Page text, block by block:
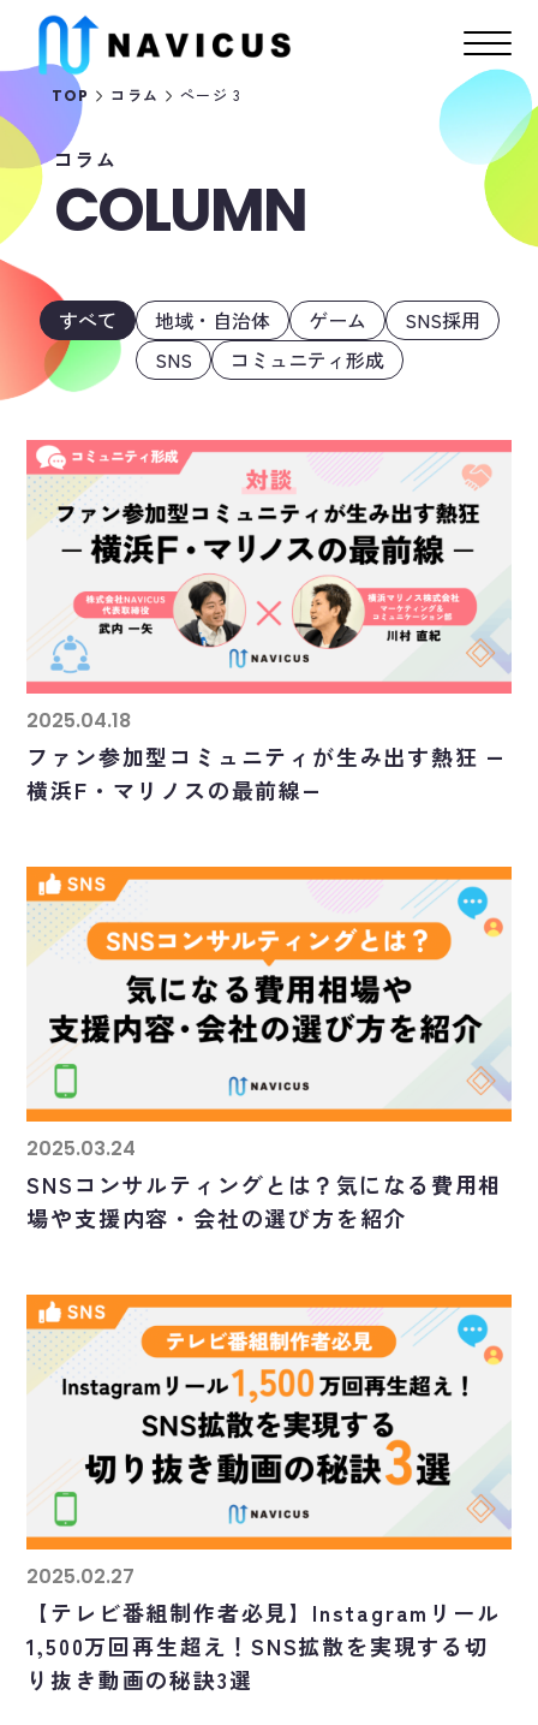
TOP コラム ページ 3
コラム
COLUMN
すべて 地域・自治体 ゲーム
SNS採用
SNS
コミュニティ形成
2025.04.18
ファン参加型コミュニティが生み出す熱狂 ―
横浜F・マリノスの最前線―
2025.03.24
SNSコンサルティングとは？気になる費用相
場や支援内容・会社の選び方を紹介
2025.02.27
【テレビ番組制作者必見】Instagramリール
1,500万回再生超え！SNS拡散を実現する切
り抜き動画の秘訣3選